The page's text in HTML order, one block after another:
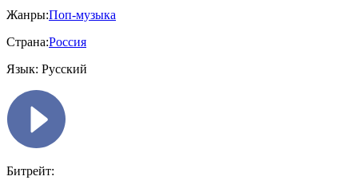
Жанры:Поп-музыка
Страна:Россия
Язык: Русский
Битрейт: